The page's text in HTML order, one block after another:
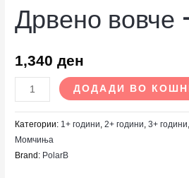
Дрвено
1,340ден
ДОДАДИ ВО
Категории: 1+ години ,2+ години ,3+ години
Момчиња
Brand: PolarB